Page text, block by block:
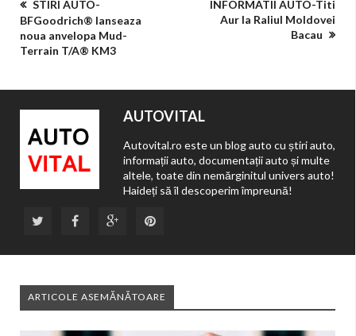
STIRI AUTO-
BFGoodrich® lanseaza
noua anvelopa Mud-
Terrain T/A® KM3
INFORMATII AUTO-Titi
Aur la Raliul Moldovei
Bacau
AUTOVITAL
Autovital.ro este un blog auto cu știri auto,
informații auto, documentații auto și multe
altele, toate din nemărginitul univers auto!
Haideți să îl descoperim împreună!
ARTICOLE ASEMĂNĂTOARE